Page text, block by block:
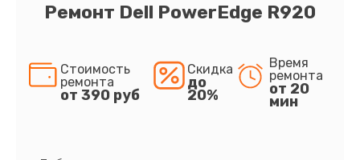
Ремонт Dell PowerEdge R920
Стоимость
ремонта
от 390 руб
Скидка
до
20%
Время
ремонта
от 20
мин